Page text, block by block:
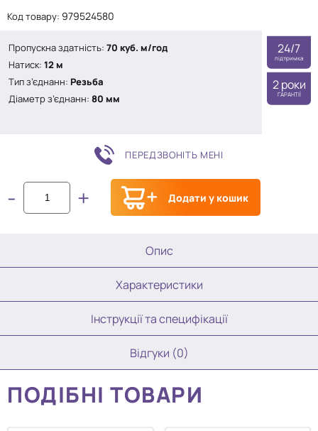
Код товару: 979524580
Пропускна здатність: 70 куб. м/год
Натиск: 12 м
Тип з’єднанн: Резьба
Діаметр з’єднанн: 80 мм
ПЕРЕДЗВОНІТЬ МЕНІ
- + Додати у кошик
24/7
підтримка
2 роки
ГАРАНТІЇ
Опис
Характеристики
Інструкції та специфікації
Відгуки (0)
ПОДІБНІ ТОВАРИ